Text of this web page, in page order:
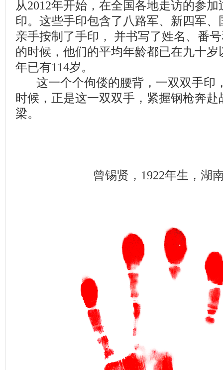
从2012年开始，在全国各地走访的参
印。这些手印包含了八路军、新四军
亲手按制了手印， 并书写了姓名、番
的时候，他们的平均年龄都已在九十
年已有114岁。
这一个个佝偻的腰背，一双双手印
时候，正是这一双双手，紧握钢枪奔
梁。
曾锡贤，1922年生，湖